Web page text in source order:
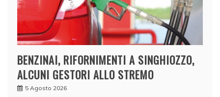
BENZINAI, RIFORNIMENTI A SINGHIOZZO,
ALCUNI GESTORI ALLO STREMO
5 Agosto 2026